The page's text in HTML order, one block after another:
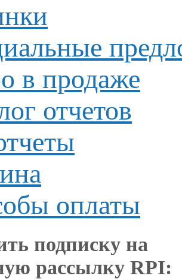
в продаже
отчетов
оплаты
подписку на
рассылку RPI: